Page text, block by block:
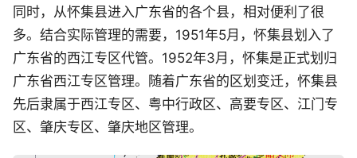
同时，从怀集县进入广东省的各个县，相对便利了很
多。结合实际管理的需要，1951年5月，怀集县划入了
广东省的西江专区代管。1952年3月，怀集是正式划归
广东省西江专区管理。随着广东省的区划变迁，怀集县
先后隶属于西江专区、粤中行政区、高要专区、江门专
区、肇庆专区、肇庆地区管理。